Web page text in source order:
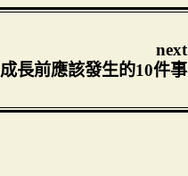
next
長前應該發生的10件事